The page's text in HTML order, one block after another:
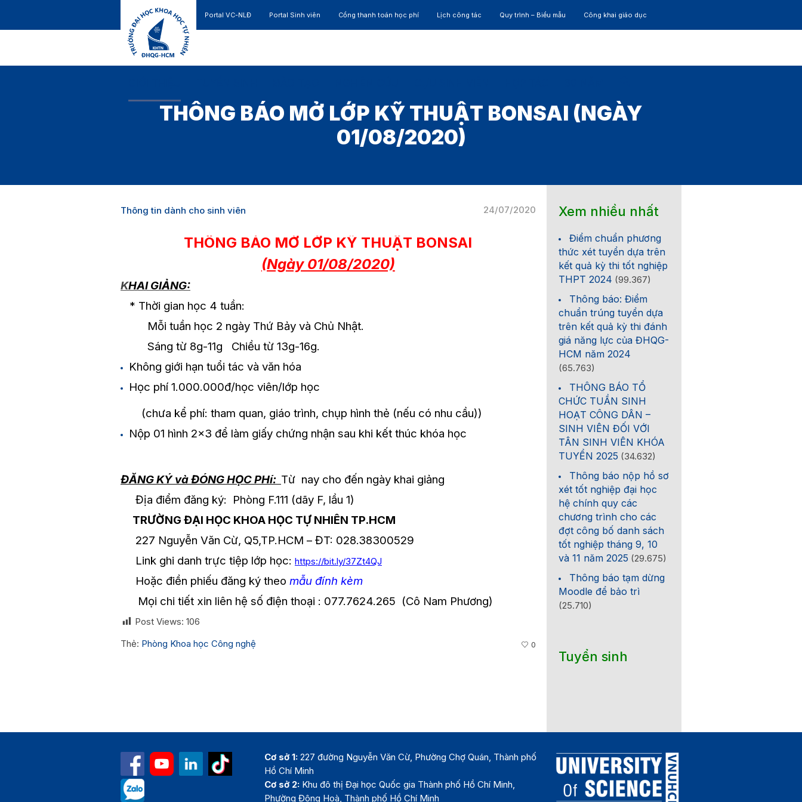
Portal VC-NLĐ Portal Sinh viên Cổng thanh toán học phí Lịch công tác Quy trình – Biểu mẫu Công khai giáo dục
THÔNG BÁO MỞ LỚP KỸ THUẬT BONSAI (NGÀY
01/08/2020)
24/07/2020
Thông tin dành cho sinh viên
THÔNG BÁO MỞ LỚP KỸ THUẬT BONSAI
(Ngày 01/08/2020)
KHAI GIẢNG:
* Thời gian học 4 tuần:
Mỗi tuần học 2 ngày Thứ Bảy và Chủ Nhật.
Sáng từ 8g-11g Chiều từ 13g-16g.
Không giới hạn tuổi tác và văn hóa
Học phí 1.000.000đ/học viên/lớp học
(chưa kể phí: tham quan, giáo trình, chụp hình thẻ (nếu có nhu cầu))
Nộp 01 hình 2×3 để làm giấy chứng nhận sau khi kết thúc khóa học
ĐĂNG KÝ và ĐÓNG HỌC PHí: Từ nay cho đến ngày khai giảng
Địa điểm đăng ký: Phòng F.111 (dãy F, lầu 1)
TRƯỜNG ĐẠI HỌC KHOA HỌC TỰ NHIÊN TP.HCM
227 Nguyễn Văn Cừ, Q5,TP.HCM – ĐT: 028.38300529
Link ghi danh trực tiệp lớp học: https://bit.ly/37Zt4QJ
Hoặc điền phiếu đăng ký theo mẫu đính kèm
Mọi chi tiết xin liên hệ số điện thoại : 077.7624.265 (Cô Nam Phương)
Post Views: 106
Thẻ: Phòng Khoa học Công nghệ 0
Xem nhiều nhất
Điểm chuẩn phương
thức xét tuyển dựa trên
kết quả kỳ thi tốt nghiệp
THPT 2024 (99.367)
Thông báo: Điểm
chuẩn trúng tuyển dựa
trên kết quả kỳ thi đánh
giá năng lực của ĐHQG-
HCM năm 2024
(65.763)
THÔNG BÁO TỔ
CHỨC TUẦN SINH
HOẠT CÔNG DÂN –
SINH VIÊN ĐỐI VỚI
TÂN SINH VIÊN KHÓA
TUYỂN 2025 (34.632)
Thông báo nộp hồ sơ
xét tốt nghiệp đại học
hệ chính quy các
chương trình cho các
đợt công bố danh sách
tốt nghiệp tháng 9, 10
và 11 năm 2025 (29.675)
Thông báo tạm dừng
Moodle để bảo trì
(25.710)
Tuyển sinh
Cơ sở 1: 227 đường Nguyễn Văn Cừ, Phường Chợ Quán, Thành phố
Hồ Chí Minh
Cơ sở 2: Khu đô thị Đại học Quốc gia Thành phố Hồ Chí Minh,
Phường Đông Hoà, Thành phố Hồ Chí Minh